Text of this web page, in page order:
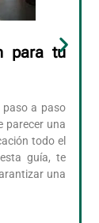
para tu
a paso
parecer una
todo el
guía, te
una